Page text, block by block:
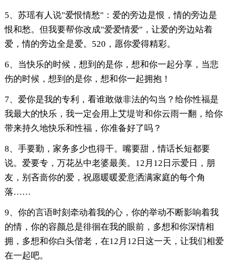
5、苏瑶有人说"爱恨情愁"：爱的旁边是恨，情的旁边是
恨和愁。但我要帮你改成"爱爱情爱"，让爱的旁边站着
爱，情的旁边全是爱。520，愿你爱得精彩。
6、当快乐的时候，想到的是你，想和你一起分享，当悲
伤的时候，想到的是你，想和你一起拥抱！
7、爱你是我的专利，看谁敢做非法的勾当？给你性福是
我最大的快乐，我一定会用上艾堤岢和你云雨一翻，给你
带来持久地快乐和性福，你准备好了吗？
8、手要勤，家务多少也得干。嘴要甜，情话长短都要
说。爱要专，万花丛中老婆最美。12月12日示爱日，朋
友，别吝啬你的爱，祝愿暖暖爱意洒满家庭的每个角
落……
9、你的言语时刻牵动着我的心，你的举动不断影响着我
的情，你的容颜总是徘徊在我的眼前，多想和你深情相
拥，多想和你白头偕老，在12月12日这一天，让我们相爱
在一起吧。